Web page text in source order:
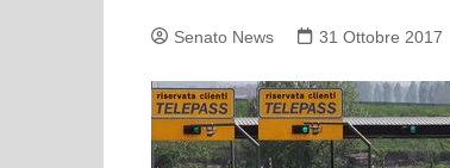
Attività
Bilancio
Rai
Senato News 31 Ottobre 2017